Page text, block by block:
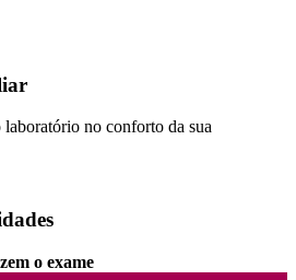
no conforto da sua
o exame